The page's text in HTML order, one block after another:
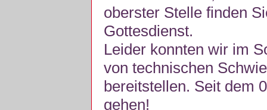
oberster Stelle finden
Gottesdienst.
Leider konnten wir im
von technischen
bereitstellen. Seit dem
gehen!